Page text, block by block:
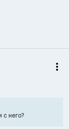
с него?